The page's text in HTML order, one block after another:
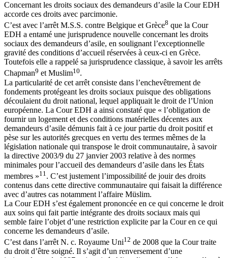
Concernant les droits sociaux des demandeurs d’asile la Cour EDH
accorde ces droits avec parcimonie.
C’est avec l’arrêt M.S.S. contre Belgique et Grèce8 que la Cour
EDH a entamé une jurisprudence nouvelle concernant les droits
sociaux des demandeurs d’asile, en soulignant l’exceptionnelle
gravité des conditions d’accueil réservées à ceux-ci en Grèce.
Toutefois elle a rappelé sa jurisprudence classique, à savoir les arrêts
Chapman9 et Muslim10.
La particularité de cet arrêt consiste dans l’enchevêtrement de
fondements protégeant les droits sociaux puisque des obligations
découlaient du droit national, lequel appliquait le droit de l’Union
européenne. La Cour EDH a ainsi constaté que « l’obligation de
fournir un logement et des conditions matérielles décentes aux
demandeurs d’asile démunis fait à ce jour partie du droit positif et
pèse sur les autorités grecques en vertu des termes mêmes de la
législation nationale qui transpose le droit communautaire, à savoir
la directive 2003/9 du 27 janvier 2003 relative à des normes
minimales pour l’accueil des demandeurs d’asile dans les États
membres »11 . C’est justement l’impossibilité de jouir des droits
contenus dans cette directive communautaire qui faisait la différence
avec d’autres cas notamment l’affaire Müslim.
La Cour EDH s’est également prononcée en ce qui concerne le droit
aux soins qui fait partie intégrante des droits sociaux mais qui
semble faire l’objet d’une restriction explicite par la Cour en ce qui
concerne les demandeurs d’asile.
C’est dans l’arrêt N. c. Royaume Uni12 de 2008 que la Cour traite
du droit d’être soigné. Il s’agit d’un renversement d’une